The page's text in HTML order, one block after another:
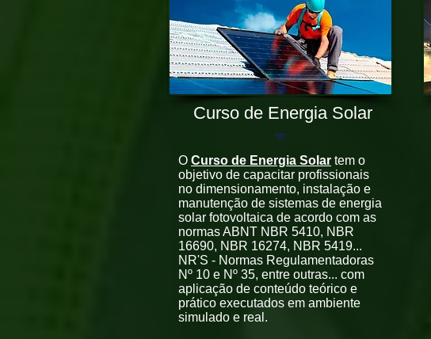
Curso de Energia Solar
O Curso de Energia Solar tem o
objetivo de capacitar profissionais
no dimensionamento, instalação e
manutenção de sistemas de energia
solar fotovoltaica de acordo com as
normas ABNT NBR 5410, NBR
16690, NBR 16274, NBR 5419...
NR'S - Normas Regulamentadoras
Nº 10 e Nº 35, entre outras... com
aplicação de conteúdo teórico e
prático executados em ambiente
simulado e real.